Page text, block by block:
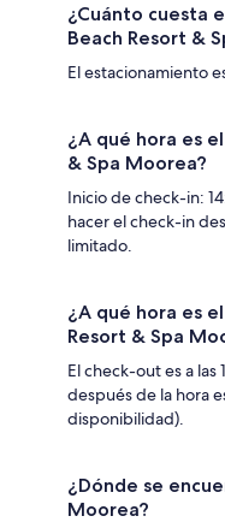
¿Cuánto cuesta
Beach Resort &
El estacionamiento
¿A qué hora es
& Spa Moorea?
Inicio de check-in:
hacer el check-in
limitado.
¿A qué hora es
Resort & Spa
El check-out es a
después de la hora
disponibilidad).
¿Dónde se
Moorea?